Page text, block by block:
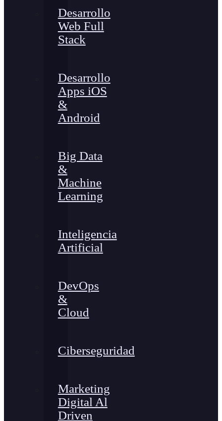
Desarrollo
Web Full
Stack
Desarrollo
Apps iOS
&
Android
Big Data
&
Machine
Learning
Inteligencia
Artificial
DevOps
&
Cloud
Ciberseguridad
Marketing
Digital Al
Driven